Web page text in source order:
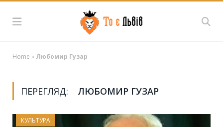
Home » Любомир Гузар
ПЕРЕГЛЯД: ЛЮБОМИР ГУЗАР
КУЛЬТУРА